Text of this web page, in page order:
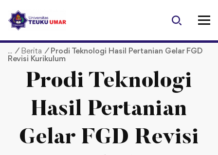
p
/ Berita / Prodi Teknologi Hasil Pertanian Gelar FGD
Revisi Kurikulum
Prodi Teknologi
Hasil Pertanian
Gelar FGD Revisi